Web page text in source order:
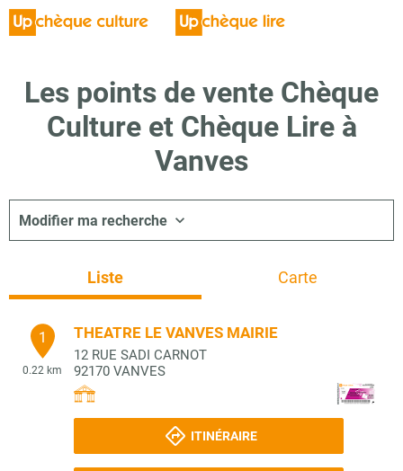
Les points de vente Chèque
Culture et Chèque Lire à
Vanves
Modifier ma recherche
Liste Carte
1
0.22 km
THEATRE LE VANVES MAIRIE
12 RUE SADI CARNOT
92170 VANVES
ITINÉRAIRE